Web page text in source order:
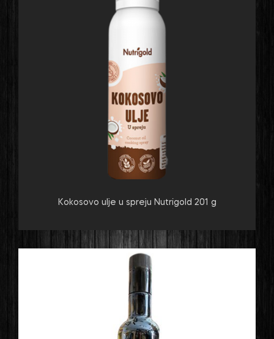
Kokosovo ulje u spreju Nutrigold 201 g